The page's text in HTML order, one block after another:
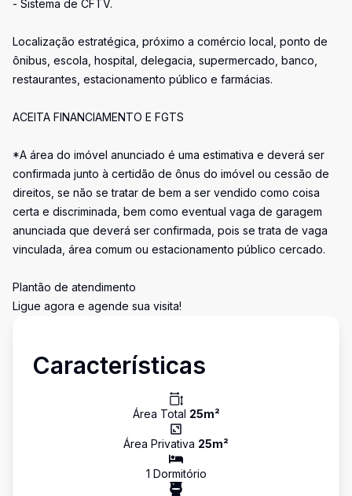
- Sistema de CFTV.
Localização estratégica, próximo a comércio local, ponto de
ônibus, escola, hospital, delegacia, supermercado, banco,
restaurantes, estacionamento público e farmácias.
ACEITA FINANCIAMENTO E FGTS
*A área do imóvel anunciado é uma estimativa e deverá ser
confirmada junto à certidão de ônus do imóvel ou cessão de
direitos, se não se tratar de bem a ser vendido como coisa
certa e discriminada, bem como eventual vaga de garagem
anunciada que deverá ser confirmada, pois se trata de vaga
vinculada, área comum ou estacionamento público cercado.
Plantão de atendimento
Ligue agora e agende sua visita!
Características
Área Total 25m²
Área Privativa 25m²
1 Dormitório